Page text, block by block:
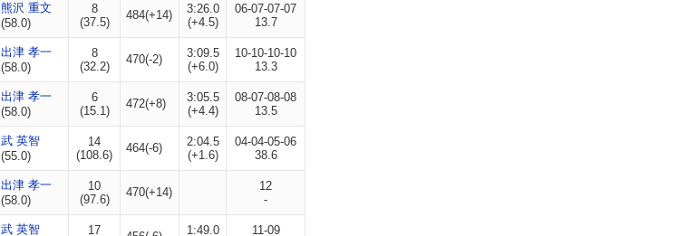
熊沢 重文
(58.0)
8
(37.5)
484(+14)
3:26.0
(+4.5)
06-07-07-07
13.7
出津 孝一
(58.0)
8
(32.2)
470(-2)
3:09.5
(+6.0)
10-10-10-10
13.3
出津 孝一
(58.0)
6
(15.1)
472(+8)
3:05.5
(+4.4)
08-07-08-08
13.5
武 英智
(55.0)
14
(108.6)
464(-6)
2:04.5
(+1.6)
04-04-05-06
38.6
出津 孝一
(58.0)
10
(97.6)
470(+14)
12
-
武 英智
17
1:49.0
11-09